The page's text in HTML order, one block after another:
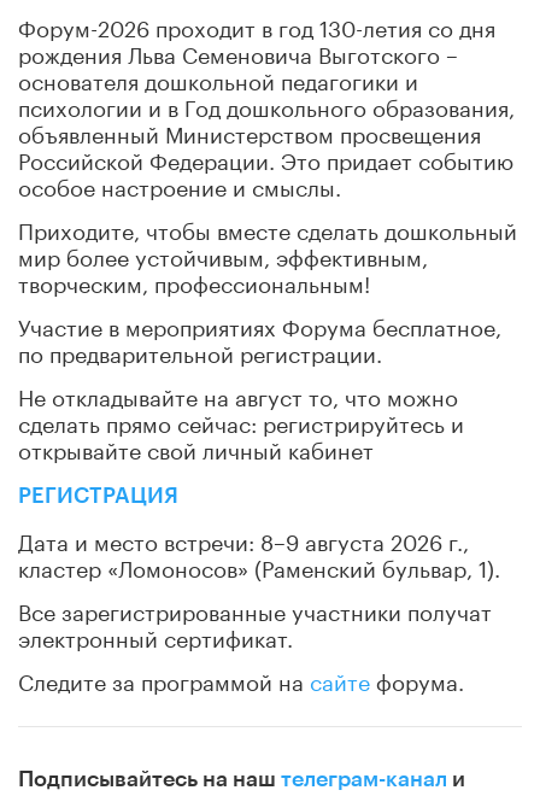
Форум-2026 проходит в год 130-летия со дня
рождения Льва Семеновича Выготского –
основателя дошкольной педагогики и
психологии и в Год дошкольного образования,
объявленный Министерством просвещения
Российской Федерации. Это придает событию
особое настроение и смыслы.
Приходите, чтобы вместе сделать дошкольный
мир более устойчивым, эффективным,
творческим, профессиональным!
Участие в мероприятиях Форума бесплатное,
по предварительной регистрации.
Не откладывайте на август то, что можно
сделать прямо сейчас: регистрируйтесь и
открывайте свой личный кабинет
РЕГИСТРАЦИЯ
Дата и место встречи: 8–9 августа 2026 г.,
кластер «Ломоносов» (Раменский бульвар, 1).
Все зарегистрированные участники получат
электронный сертификат.
Следите за программой на сайтефорума.
Подписывайтесь на наш телеграм-канал и